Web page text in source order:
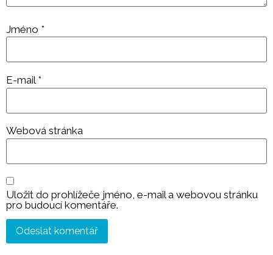
Jméno *
E-mail *
Webová stránka
Uložit do prohlížeče jméno, e-mail a webovou stránku
pro budoucí komentáře.